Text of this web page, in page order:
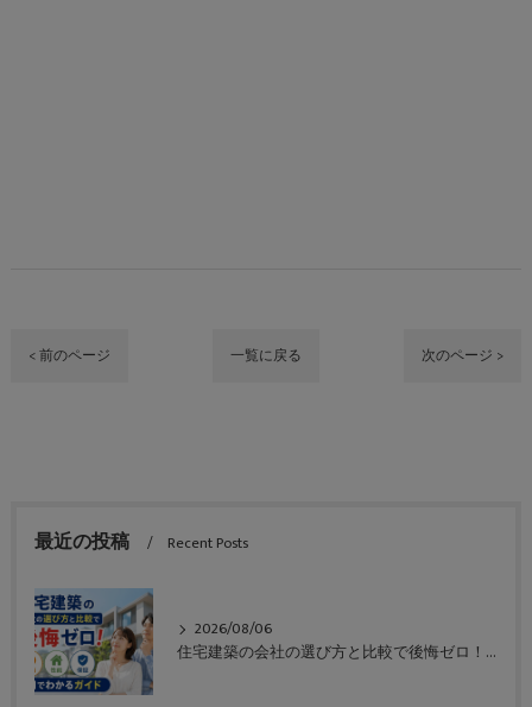
< 前のページ 一覧に戻る 次のページ >
最近の投稿 Recent Posts
2026/08/06
住宅建築の会社の選び方と比較で後悔ゼロ！価格や性能や保証も一目でわかるガイド